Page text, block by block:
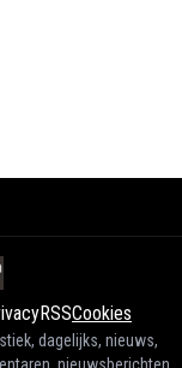
RSSCookies
dagelijks, nieuws,